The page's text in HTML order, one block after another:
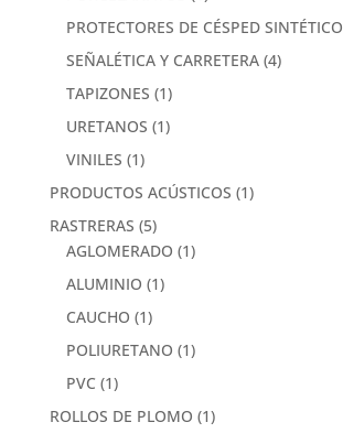
PROTECTORES DE CÉSPED SINTÉTICO
SEÑALÉTICA Y CARRETERA (4)
TAPIZONES (1)
URETANOS (1)
VINILES (1)
PRODUCTOS ACÚSTICOS (1)
RASTRERAS (5)
AGLOMERADO (1)
ALUMINIO (1)
CAUCHO (1)
POLIURETANO (1)
PVC (1)
ROLLOS DE PLOMO (1)